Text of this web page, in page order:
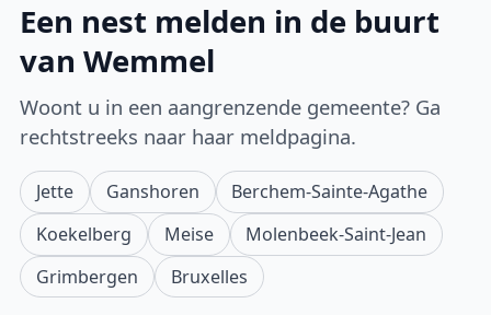
Een nest melden in de buurt
van Wemmel
Woont u in een aangrenzende gemeente? Ga
rechtstreeks naar haar meldpagina.
Jette Ganshoren
Berchem-Sainte-Agathe
Koekelberg
Meise
Molenbeek-Saint-Jean
Grimbergen
Bruxelles